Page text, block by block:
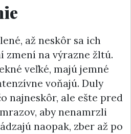
až neskôr sa ich
zmení na výrazne žltú.
veľké, majú jemné
voňajú. Duly
najneskôr, ale ešte pred
aby nenamrzli
naopak, zber až po